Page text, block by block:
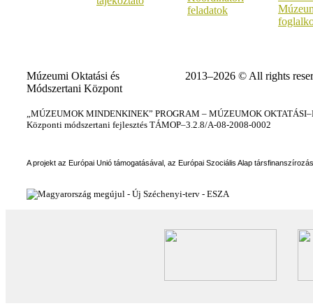
feladatok
Múzeumi Oktatási és
Módszertani Központ
2013–2026 © All rights
„MÚZEUMOK MINDENKINEK” PROGRAM – MÚZEUMOK
Központi módszertani fejlesztés TÁMOP–3.2.8/A-08-2008-0002
A projekt az Európai Unió támogatásával, az Európai Szociális Alap